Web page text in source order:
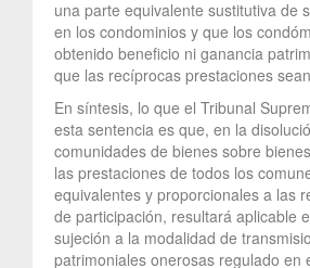
una parte equivalente sustitutiva de
en los condominios y que los
obtenido beneficio ni ganancia
que las recíprocas prestaciones
En síntesis, lo que el Tribunal
esta sentencia es que, en la
comunidades de bienes sobre
las prestaciones de todos los
equivalentes y proporcionales a las
de participación, resultará aplicable
sujeción a la modalidad de
patrimoniales onerosas regulado en